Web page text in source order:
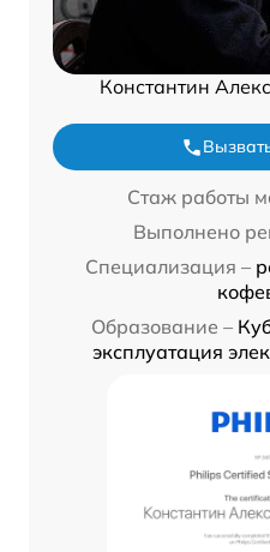
Константин
Стаж работы
Выполнено
Специализация –
Образование –
эксплуатация